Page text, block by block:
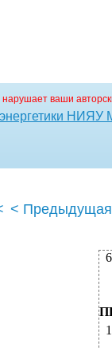
ваши
энергетики
< Предыдущая